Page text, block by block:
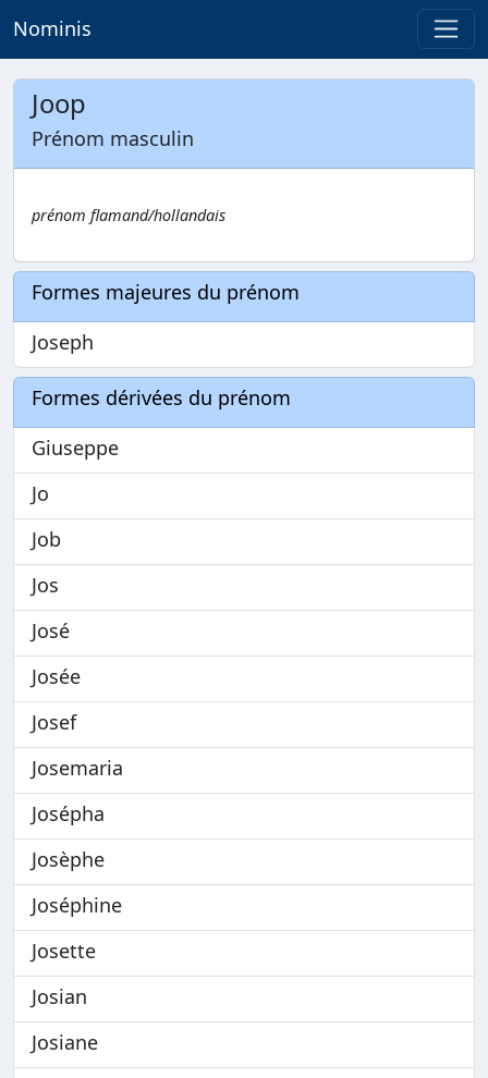
Nominis
Joop
Prénom masculin
prénom flamand/hollandais
Formes majeures du prénom
Joseph
Formes dérivées du prénom
Giuseppe
Jo
Job
Jos
José
Josée
Josef
Josemaria
Josépha
Josèphe
Joséphine
Josette
Josian
Josiane